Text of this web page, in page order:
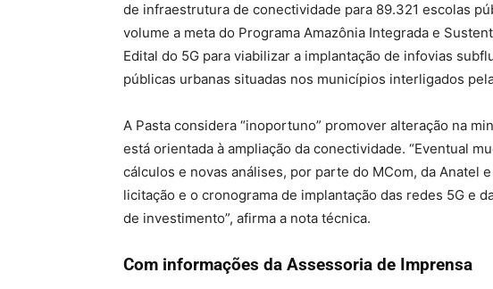
de infraestrutura de conectividade para 89.321 escolas
volume a meta do Programa Amazônia Integrada e
Edital do 5G para viabilizar a implantação de infovias
públicas urbanas situadas nos municípios interligados
A Pasta considera “inoportuno” promover alteração na
está orientada à ampliação da conectividade. “Eventual
cálculos e novas análises, por parte do MCom, da Anatel
licitação e o cronograma de implantação das redes 5G e
de investimento”, afirma a nota técnica.
Com informações da Assessoria de Imprensa